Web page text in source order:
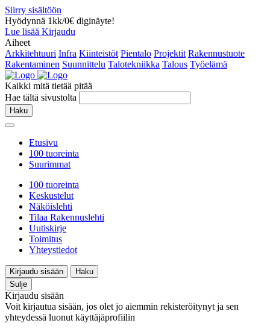
Siirry sisältöön
Hyödynnä 1kk/0€ diginäyte!
Lue lisää Kirjaudu
Aiheet
Arkkitehtuuri Infra Kiinteistöt Pientalo Projektit Rakennustuote
Rakentaminen Suunnittelu Talotekniikka Talous Työelämä
Kaikki mitä tietää pitää
Hae tältä sivustolta
Haku
Etusivu
100 tuoreinta
Suurimmat
100 tuoreinta
Keskustelut
Näköislehti
Tilaa Rakennuslehti
Uutiskirje
Toimitus
Yhteystiedot
Kirjaudu sisään
Haku
Sulje
Kirjaudu sisään
Voit kirjautua sisään, jos olet jo aiemmin rekisteröitynyt ja sen
yhteydessä luonut käyttäjäprofiilin